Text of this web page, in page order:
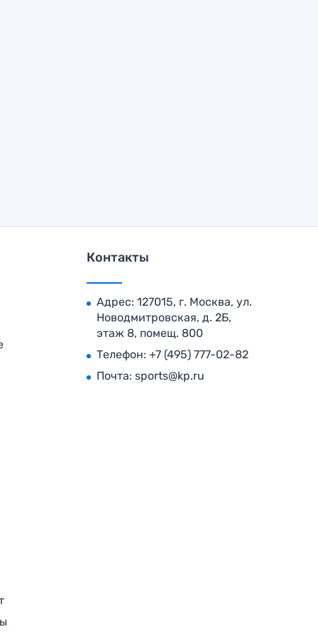
Контакты
Адрес: 127015, г. Москва, ул.
Новодмитровская, д. 2Б,
этаж 8, помещ. 800
Телефон: +7 (495) 777-02-82
Почта: sports@kp.ru